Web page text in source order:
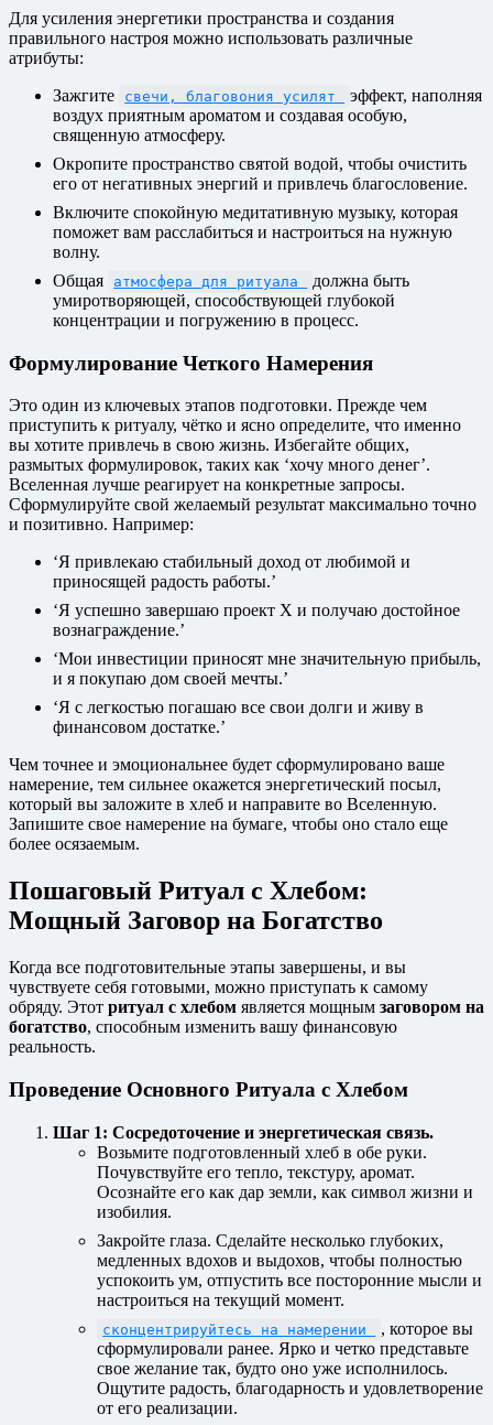
Для усиления энергетики пространства и создания
правильного настроя можно использовать различные
атрибуты:
Зажгите
свечи, благовония усилят
эффект, наполняя
воздух приятным ароматом и создавая особую,
священную атмосферу.
Окропите пространство святой водой, чтобы очистить
его от негативных энергий и привлечь благословение.
Включите спокойную медитативную музыку, которая
поможет вам расслабиться и настроиться на нужную
волну.
Общая
атмосфера для ритуала
должна быть
умиротворяющей, способствующей глубокой
концентрации и погружению в процесс.
Формулирование Четкого Намерения
Это один из ключевых этапов подготовки. Прежде чем
приступить к ритуалу, чётко и ясно определите, что именно
вы хотите привлечь в свою жизнь. Избегайте общих,
размытых формулировок, таких как ‘хочу много денег’.
Вселенная лучше реагирует на конкретные запросы.
Сформулируйте свой желаемый результат максимально точно
и позитивно. Например:
‘Я привлекаю стабильный доход от любимой и
приносящей радость работы.’
‘Я успешно завершаю проект Х и получаю достойное
вознаграждение.’
‘Мои инвестиции приносят мне значительную прибыль,
и я покупаю дом своей мечты.’
‘Я с легкостью погашаю все свои долги и живу в
финансовом достатке.’
Чем точнее и эмоциональнее будет сформулировано ваше
намерение, тем сильнее окажется энергетический посыл,
который вы заложите в хлеб и направите во Вселенную.
Запишите свое намерение на бумаге, чтобы оно стало еще
более осязаемым.
Пошаговый Ритуал с Хлебом:
Мощный Заговор на Богатство
Когда все подготовительные этапы завершены, и вы
чувствуете себя готовыми, можно приступать к самому
обряду. Этот ритуал с хлебом является мощным заговором на
богатство, способным изменить вашу финансовую
реальность.
Проведение Основного Ритуала с Хлебом
Шаг 1: Сосредоточение и энергетическая связь.
Возьмите подготовленный хлеб в обе руки.
Почувствуйте его тепло, текстуру, аромат.
Осознайте его как дар земли, как символ жизни и
изобилия.
Закройте глаза. Сделайте несколько глубоких,
медленных вдохов и выдохов, чтобы полностью
успокоить ум, отпустить все посторонние мысли и
настроиться на текущий момент.
сконцентрируйтесь на намерении
, которое вы
сформулировали ранее. Ярко и четко представьте
свое желание так, будто оно уже исполнилось.
Ощутите радость, благодарность и удовлетворение
от его реализации.